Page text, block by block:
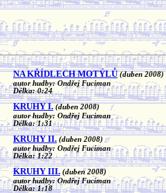
NA KŘÍDLECH MOTÝLŮ (duben 2008)
autor hudby: Ondřej Fuciman
Délka: 0:24
KRUHY I. (duben 2008)
autor hudby: Ondřej Fuciman
Délka: 1:31
KRUHY II. (duben 2008)
autor hudby: Ondřej Fuciman
Délka: 1:22
KRUHY III. (duben 2008)
autor hudby: Ondřej Fuciman
Délka: 1:18